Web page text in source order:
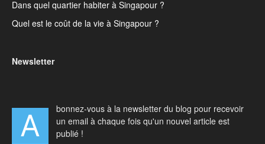
Dans quel quartier habiter à Singapour ?
Quel est le coût de la vie à Singapour ?
Newsletter
A
bonnez-vous à la newsletter du blog pour recevoir
un email à chaque fois qu'un nouvel article est
publié !